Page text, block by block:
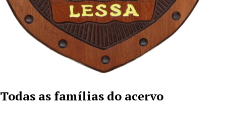
Todas as famílias do acervo